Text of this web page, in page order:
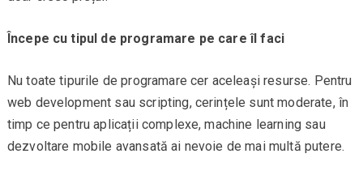
Începe cu tipul de programare pe care îl faci
Nu toate tipurile de programare cer aceleași resurse. Pentru
web development sau scripting, cerințele sunt moderate, în
timp ce pentru aplicații complexe, machine learning sau
dezvoltare mobile avansată ai nevoie de mai multă putere.